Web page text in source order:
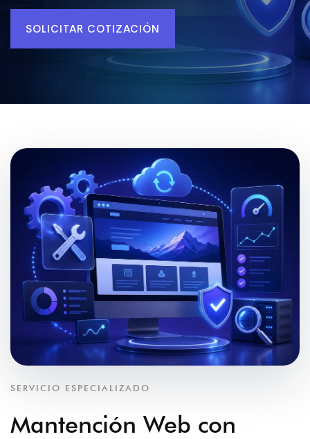
SOLICITAR COTIZACIÓN
SERVICIO ESPECIALIZADO
Mantención Web con